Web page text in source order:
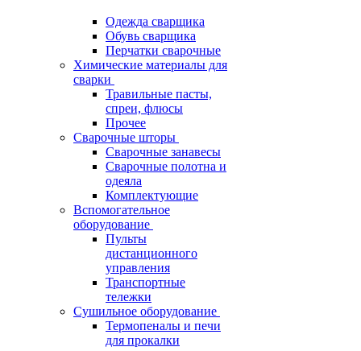
Одежда сварщика
Обувь сварщика
Перчатки сварочные
Химические материалы для
сварки
Травильные пасты,
спреи, флюсы
Прочее
Сварочные шторы
Сварочные занавесы
Сварочные полотна и
одеяла
Комплектующие
Вспомогательное
оборудование
Пульты
дистанционного
управления
Транспортные
тележки
Сушильное оборудование
Термопеналы и печи
для прокалки